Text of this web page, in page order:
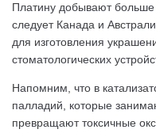
Платину добывают
следует Канада и
для изготовления
стоматологических
Напомним, что в
палладий, которые
превращают токсичные